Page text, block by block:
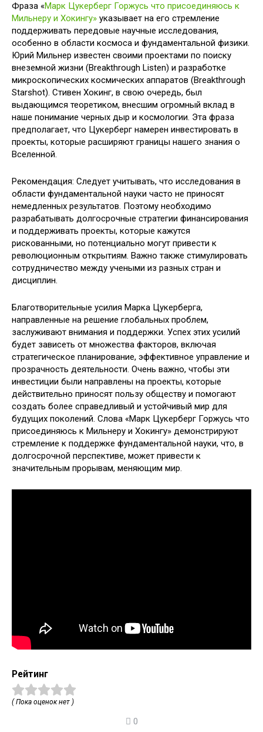
Фраза «Марк Цукерберг Горжусь что присоединяюсь к
Мильнеру и Хокингу» указывает на его стремление
поддерживать передовые научные исследования,
особенно в области космоса и фундаментальной физики.
Юрий Мильнер известен своими проектами по поиску
внеземной жизни (Breakthrough Listen) и разработке
микроскопических космических аппаратов (Breakthrough
Starshot). Стивен Хокинг, в свою очередь, был
выдающимся теоретиком, внесшим огромный вклад в
наше понимание черных дыр и космологии. Эта фраза
предполагает, что Цукерберг намерен инвестировать в
проекты, которые расширяют границы нашего знания о
Вселенной.
Рекомендация: Следует учитывать, что исследования в
области фундаментальной науки часто не приносят
немедленных результатов. Поэтому необходимо
разрабатывать долгосрочные стратегии финансирования
и поддерживать проекты, которые кажутся
рискованными, но потенциально могут привести к
революционным открытиям. Важно также стимулировать
сотрудничество между учеными из разных стран и
дисциплин.
Благотворительные усилия Марка Цукерберга,
направленные на решение глобальных проблем,
заслуживают внимания и поддержки. Успех этих усилий
будет зависеть от множества факторов, включая
стратегическое планирование, эффективное управление и
прозрачность деятельности. Очень важно, чтобы эти
инвестиции были направлены на проекты, которые
действительно приносят пользу обществу и помогают
создать более справедливый и устойчивый мир для
будущих поколений. Слова «Марк Цукерберг Горжусь что
присоединяюсь к Мильнеру и Хокингу» демонстрируют
стремление к поддержке фундаментальной науки, что, в
долгосрочной перспективе, может привести к
значительным прорывам, меняющим мир.
Рейтинг
( Пока оценок нет )
0